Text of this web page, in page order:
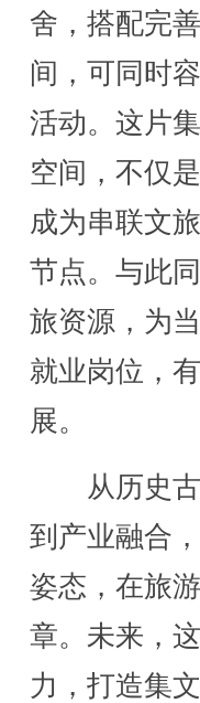
舍，搭配完
间，可同时
活动。这片
空间，不仅
成为串联文
节点。与此
旅资源，为
就业岗位，
展。
从历史古
到产业融合
姿态，在旅
章。未来，
力，打造集